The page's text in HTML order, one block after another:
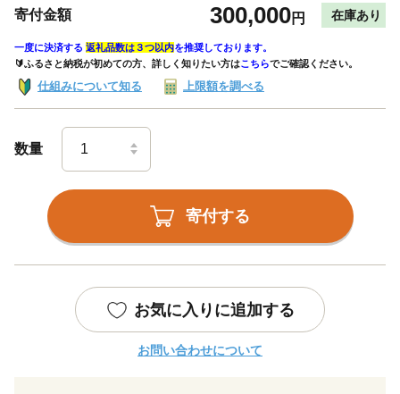
寄付金額 300,000円 在庫あり
一度に決済する 返礼品数は３つ以内を推奨しております。
🔰ふるさと納税が初めての方、詳しく知りたい方はこちらでご確認ください。
仕組みについて知る 上限額を調べる
数量
寄付する
お気に入りに追加する
お問い合わせについて